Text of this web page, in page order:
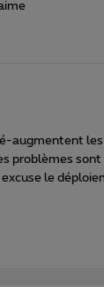
augmentent
problèmes sont
le